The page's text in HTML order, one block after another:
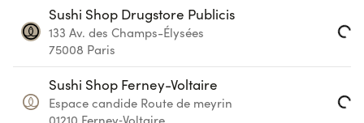
Sushi Shop Drugstore Publicis
133 Av. des Champs-Élysées
75008 Paris Loading...
Sushi Shop Ferney-Voltaire
Espace candide Route de meyrin
01210 Ferney‑Voltaire